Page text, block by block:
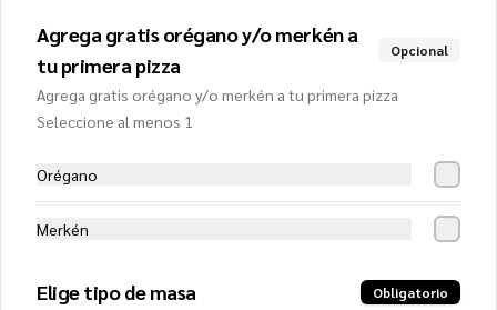
Salsa de tomate, mozzarella, fondos de
Agrega gratis orégano y/o merkén a
tu primera pizza
Opcional
Agrega gratis orégano y/o merkén a tu primera pizza
Seleccione al menos 1
Orégano
Merkén
Elige tipo de masa Obligatorio